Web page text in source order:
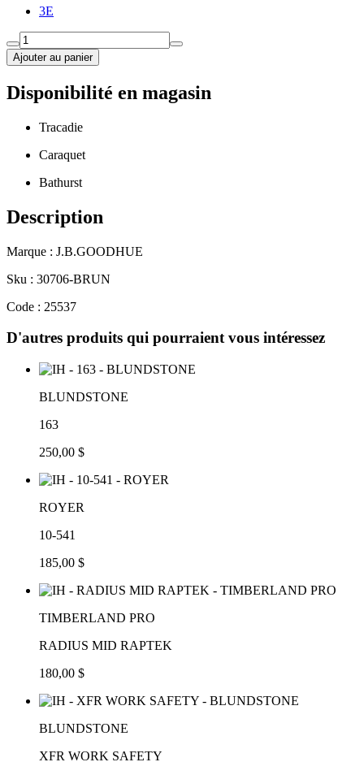
3E
Ajouter au panier
Disponibilité en magasin
Tracadie
Caraquet
Bathurst
Description
Marque : J.B.GOODHUE
Sku : 30706-BRUN
Code : 25537
D'autres produits qui pourraient vous intéressez
BLUNDSTONE
163
250,00 $
ROYER
10-541
185,00 $
TIMBERLAND PRO
RADIUS MID RAPTEK
180,00 $
BLUNDSTONE
XFR WORK SAFETY